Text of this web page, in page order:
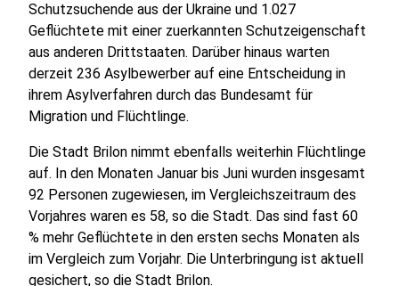
Schutzsuchende aus der Ukraine und 1.027
Geflüchtete mit einer zuerkannten Schutzeigenschaft
aus anderen Drittstaaten. Darüber hinaus warten
derzeit 236 Asylbewerber auf eine Entscheidung in
ihrem Asylverfahren durch das Bundesamt für
Migration und Flüchtlinge.
Die Stadt Brilon nimmt ebenfalls weiterhin Flüchtlinge
auf. In den Monaten Januar bis Juni wurden insgesamt
92 Personen zugewiesen, im Vergleichszeitraum des
Vorjahres waren es 58, so die Stadt. Das sind fast 60
% mehr Geflüchtete in den ersten sechs Monaten als
im Vergleich zum Vorjahr. Die Unterbringung ist aktuell
gesichert, so die Stadt Brilon.